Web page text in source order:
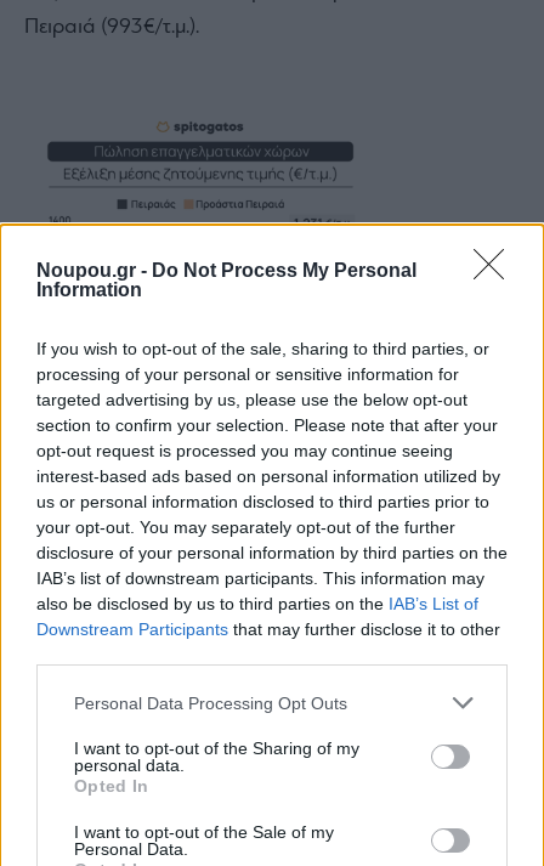
Noupou.gr - Do Not Process My Personal
Information
If you wish to opt-out of the sale, sharing to third parties, or
processing of your personal or sensitive information for
targeted advertising by us, please use the below opt-out
section to confirm your selection. Please note that after your
opt-out request is processed you may continue seeing
interest-based ads based on personal information utilized by
us or personal information disclosed to third parties prior to
your opt-out. You may separately opt-out of the further
disclosure of your personal information by third parties on the
IAB’s list of downstream participants. This information may
also be disclosed by us to third parties on the IAB’s List of
Downstream Participants that may further disclose it to other
Please note that this website/app uses one or more Google
not limited to your visit or usage behaviour. You may click to
grant or deny consent to Google and its third-party tags to
use your data for below specified purposes in below Google
consent section.
Personal Data Processing Opt Outs
I want to opt-out of the Sharing of my
personal data.
Opted In
I want to opt-out of the Sale of my
Personal Data.
Πειραιά (993€/τ.μ.).
Όσον αφορά την ενοικίαση, το 2023 η μέση
ζητούμενη τιμή διαμορφώθηκε στα 8,2 ευρώ/τ.μ.,
αυξημένη κατά 11,3% σε σχέση με το 2022, ενώ στα
Προάστια του Πειραιά η μέση ζητούμενη τιμή
ενοικίασης επαγγελματικών ακινήτων φτάνει τα 6,6
ευρώ/τ.μ., αυξημένη κατά 7,8% σε σχέση με το
προηγούμενο έτος.